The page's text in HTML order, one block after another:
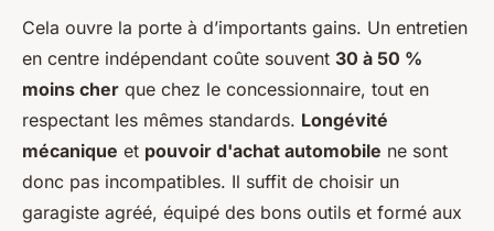
Cela ouvre la porte à d’importants gains. Un entretien
en centre indépendant coûte souvent 30 à 50 %
moins cher que chez le concessionnaire, tout en
respectant les mêmes standards. Longévité
mécanique et pouvoir d'achat automobile ne sont
donc pas incompatibles. Il suffit de choisir un
garagiste agréé, équipé des bons outils et formé aux